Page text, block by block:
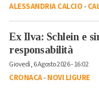
ALESSANDRIA CALCIO-
Ex Ilva: Schlein e
responsabilità
Giovedì, 6 Agosto 2026 - 16:02
CRONACA-NOVI LIGURE